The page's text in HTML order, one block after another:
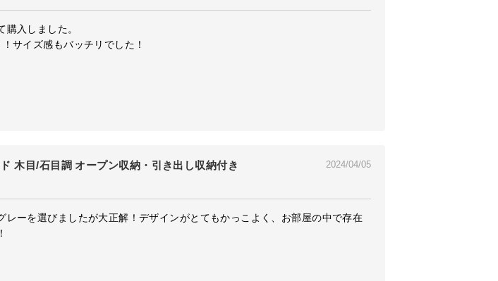
購入しました。
サイズ感もバッチリでした！
木目/石目調 オープン収納・引き出し収納付き 2024/04/05
レーを選びましたが大正解！デザインがとてもかっこよく、お部屋の中で存在